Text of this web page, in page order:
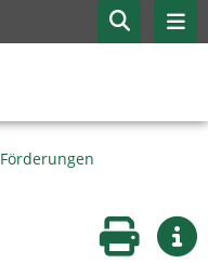
Förderungen
Seite